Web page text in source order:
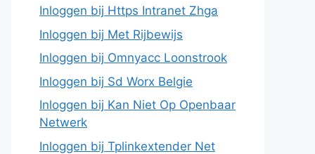
Inloggen bij Https Intranet Zhga
Inloggen bij Met Rijbewijs
Inloggen bij Omnyacc Loonstrook
Inloggen bij Sd Worx Belgie
Inloggen bij Kan Niet Op Openbaar
Netwerk
Inloggen bij Tplinkextender Net